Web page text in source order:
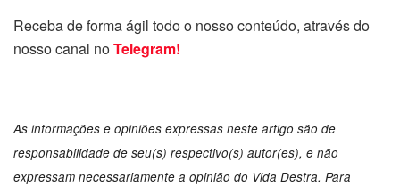
Receba de forma ágil todo o nosso conteúdo, através do
nosso canal noTelegram!
As informações e opiniões expressas neste artigo são de
responsabilidade de seu(s) respectivo(s) autor(es), e não
expressam necessariamente a opinião do Vida Destra. Para